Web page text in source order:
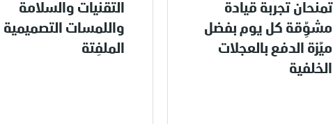
تمنحان تجربة قيادة
مشوِّقة كل يوم بفضل
ميّزة الدفع بالعجلات
الخلفية
التقنيات والسلامة
واللمسات التصميمية
الملفِتة